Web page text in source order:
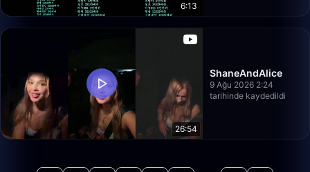
6:13
26:54
ShaneAndAlice
9 Ağu 2026 2:24
tarihinde kaydedildi